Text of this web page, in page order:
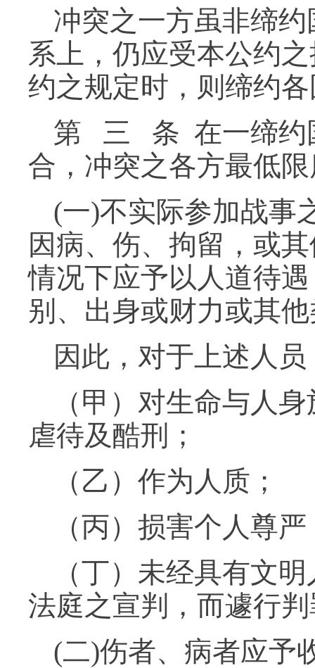
冲突之一方虽非缔
系上，仍应受本公约
约之规定时，则缔约
第 三 条 在一缔约
合，冲突之各方最低
(一)不实际参加战事
因病、伤、拘留，或
情况下应予以人道待
别、出身或财力或其
因此，对于上述人
（甲）对生命与人
虐待及酷刑；
（乙）作为人质；
（丙）损害个人尊
（丁）未经具有文
法庭之宣判，而遽行
(二)伤者、病者应予